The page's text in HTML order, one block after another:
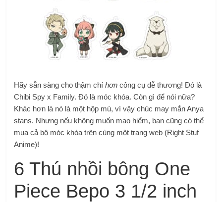
Hãy sẵn sàng cho thậm chíhơn công cụ dễ thương! Đó là
Chibi Spy x Family. Đó là móc khóa.Còn gì để nói nữa?
Khác hơn là nó là một hộp mù, vì vậy chúc may mắn Anya
stans. Nhưng nếu không muốn mạo hiểm, bạn cũng có thể
mua cả bộ móc khóa trên cùng một trang web (Right Stuf
Anime)!
6 Thú nhồi bông One
Piece Bepo 3 1/2 inch